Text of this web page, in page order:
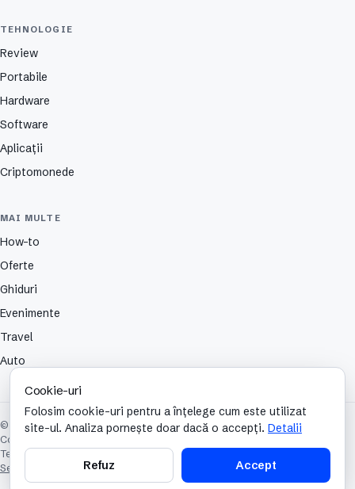
TEHNOLOGIE
Review
Portabile
Hardware
Software
Aplicații
Criptomonede
MAI MULTE
How-to
Oferte
Ghiduri
Evenimente
Travel
Auto
© 2026 TechCafe. Toate drepturile rezervate.
Contact
Termeni și condiții
Setări cookie-uri
Cookie-uri
Folosim cookie-uri pentru a înțelege cum este utilizat
site-ul. Analiza pornește doar dacă o accepți. Detalii
Refuz Accept